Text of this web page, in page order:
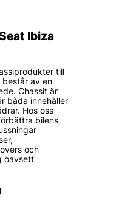
Ibiza
till
av en
Chassit är
båda innehåller
Hos oss
bilens
och
oavsett